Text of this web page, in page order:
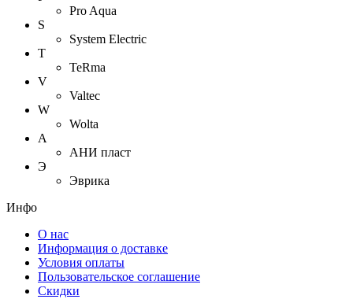
Pro Aqua
S
System Electric
T
TeRma
V
Valtec
W
Wolta
А
АНИ пласт
Э
Эврика
Инфо
О нас
Информация о доставке
Условия оплаты
Пользовательское соглашение
Скидки